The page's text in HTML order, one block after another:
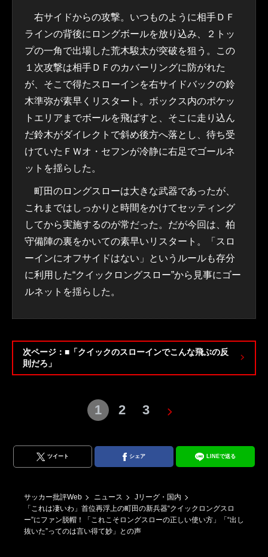
右サイドからの攻撃。いつものように相手ＤＦ
ラインの背後にロングボールを放り込み、２トッ
プの一角で出場した荒木駿太が突破を狙う。この
１次攻撃は相手ＤＦのカバーリングに防がれた
が、そこで得たスローインを右サイドバックの鈴
木準弥が素早くリスタート。ボックス内のポケッ
トエリアまでボールを飛ばすと、そこに走り込ん
だ鈴木がダイレクトで斜め後方へ落とし、待ち受
けていたＦＷオ・セフンが冷静に右足でゴールネ
ットを揺らした。
町田のロングスローは大きな武器であったが、
これまではしっかりと時間をかけてセッティング
してから実施するのが常だった。だが今回は、柏
守備陣の裏をかいての素早いリスタート。「スロ
ーインにオフサイドはない」というルールも存分
に利用した“クイックロングスロー”から見事にゴー
ルネットを揺らした。
次ページ：■「クイックのスローインでこんな飛ぶの反
則だろ」
1 2 3
ツイート シェア LINEで送る
サッカー批評Web ニュース
Jリーグ・国内
「これは凄いわ」首位再浮上の町田の新兵器“クイックロングスロ
ー”にファン脱帽！「これこそロングスローの正しい使い方」「“出し
抜いた”ってのは言い得て妙」との声